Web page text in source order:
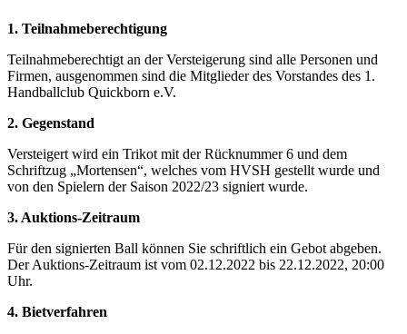
1. Teilnahmeberechtigung
Teilnahmeberechtigt an der Versteigerung sind alle Personen und
Firmen, ausgenommen sind die Mitglieder des Vorstandes des 1.
Handballclub Quickborn e.V.
2. Gegenstand
Versteigert wird ein Trikot mit der Rücknummer 6 und dem
Schriftzug „Mortensen“, welches vom HVSH gestellt wurde und
von den Spielern der Saison 2022/23 signiert wurde.
3. Auktions-Zeitraum
Für den signierten Ball können Sie schriftlich ein Gebot abgeben.
Der Auktions-Zeitraum ist vom 02.12.2022 bis 22.12.2022, 20:00
Uhr.
4. Bietverfahren